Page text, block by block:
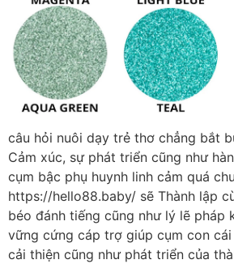
câu hỏi nuôi dạy trẻ thơ chẳng bắt
Cảm xúc, sự phát triển cũng như
cụm bậc phụ huynh linh cảm quá
https://hello88.baby/ sẽ Thành lập
béo đánh tiếng cũng như lý lẽ pháp
vững cứng cáp trợ giúp cụm con
cải thiện cũng như phát triển của